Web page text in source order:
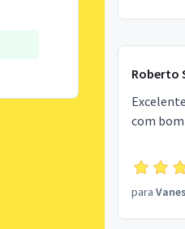
Roberto
com
para